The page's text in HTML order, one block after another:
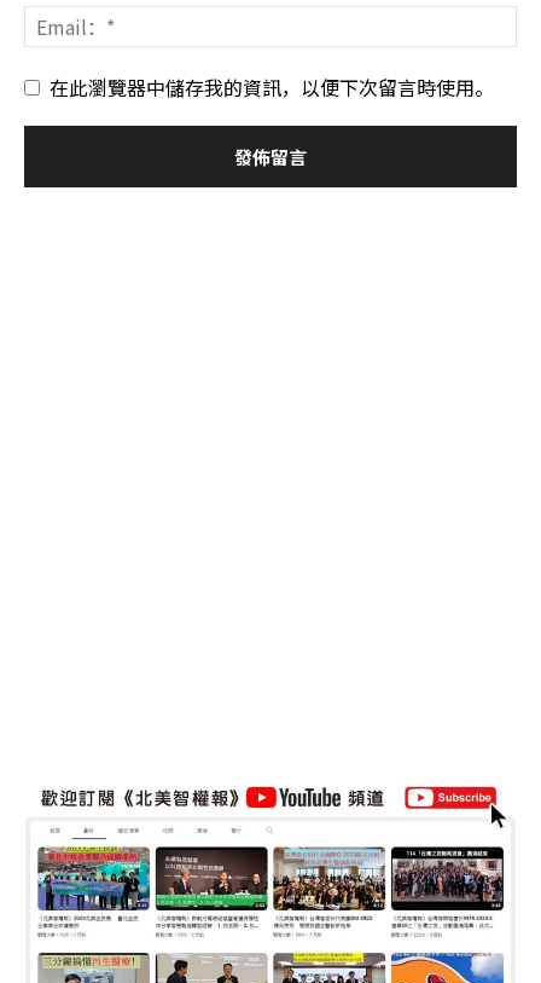
在此瀏覽器中儲存我的資訊，以便下次留言時使用。